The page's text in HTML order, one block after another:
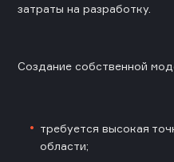
затраты на разработку.
Создание собственной
требуется высокая
области;